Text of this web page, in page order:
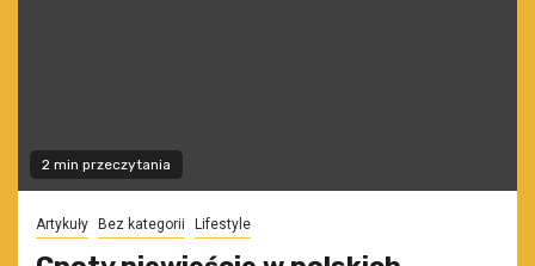
2 min przeczytania
Artykuły Bez kategorii Lifestyle